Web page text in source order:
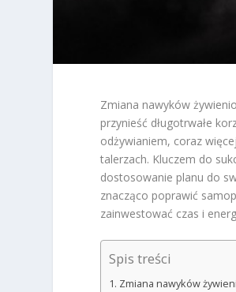
Zmiana nawyków
przynieść długotrwałe
odżywianiem, coraz
talerzach. Kluczem do
dostosowanie planu do
znacząco poprawić
zainwestować czas i
Spis treści
Zmiana nawyków